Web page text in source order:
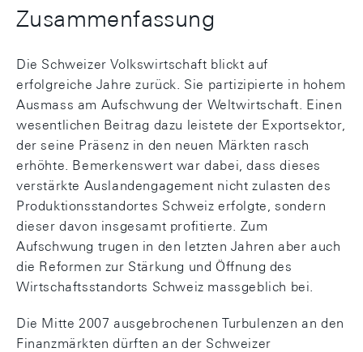
Zusammenfassung
Die Schweizer Volkswirtschaft blickt auf
erfolgreiche Jahre zurück. Sie partizipierte in hohem
Ausmass am Aufschwung der Weltwirtschaft. Einen
wesentlichen Beitrag dazu leistete der Exportsektor,
der seine Präsenz in den neuen Märkten rasch
erhöhte. Bemerkenswert war dabei, dass dieses
verstärkte Auslandengagement nicht zulasten des
Produktionsstandortes Schweiz erfolgte, sondern
dieser davon insgesamt profitierte. Zum
Aufschwung trugen in den letzten Jahren aber auch
die Reformen zur Stärkung und Öffnung des
Wirtschaftsstandorts Schweiz massgeblich bei.
Die Mitte 2007 ausgebrochenen Turbulenzen an den
Finanzmärkten dürften an der Schweizer